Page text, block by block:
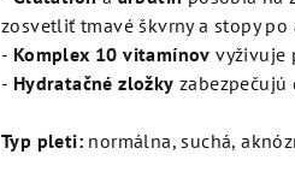
zosvetliť tmavé škvrny a stopy po
- Komplex 10 vitamínov vyživuje
- Hydratačné zložky
Typ pleti: normálna, suchá,